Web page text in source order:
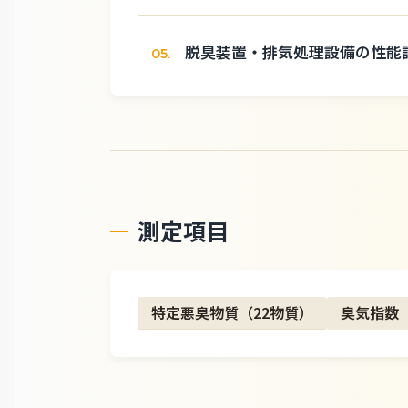
05. 脱臭装置・排気処理設備の性能
測定項目
特定悪臭物質（22物質） 臭気指数